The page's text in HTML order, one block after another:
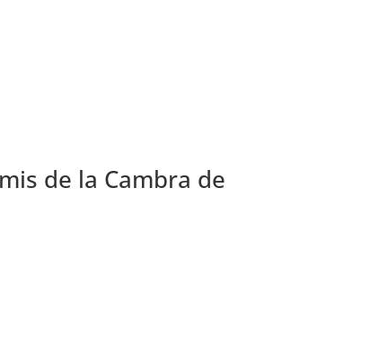
de la Cambra de